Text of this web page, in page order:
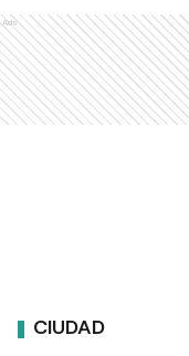
Ads
CIUDAD